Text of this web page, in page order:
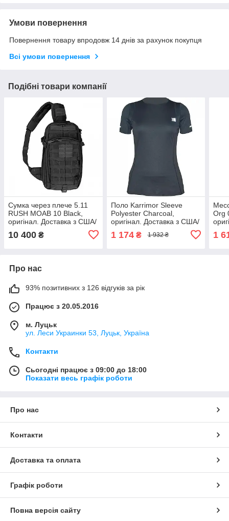
Умови повернення
Повернення товару впродовж 14 днів за рахунок покупця
Всі умови повернення
Подібні товари компанії
Сумка через плече 5.11
RUSH MOAB 10 Black,
оригінал. Доставка з США/
10 400 ₴
Поло Karrimor Sleeve
Polyester Charcoal,
оригінал. Доставка з США/
1 174₴ 1 932 ₴
Org
1
Про нас
93% позитивних з 126 відгуків за рік
Працює з 20.05.2016
м. Луцьк
ул. Леси Украинки 53, Луцьк, Україна
Контакти
Сьогодні працює з 09:00 до 18:00
Показати весь графік роботи
Про нас
Контакти
Доставка та оплата
Графік роботи
Повна версія сайту